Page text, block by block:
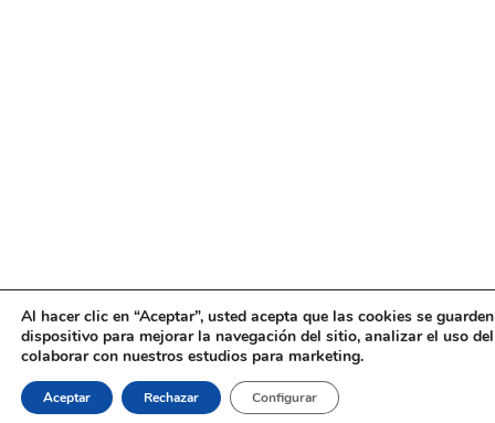
Al hacer clic en “Aceptar”, usted acepta que las cookies se
dispositivo para mejorar la navegación del sitio, analizar el uso
colaborar con nuestros estudios para marketing.
Aceptar Rechazar Configurar